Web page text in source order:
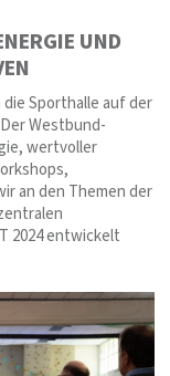
UND
Sporthalle auf der
Westbund-
wertvoller
an den Themen der
2024 entwickelt